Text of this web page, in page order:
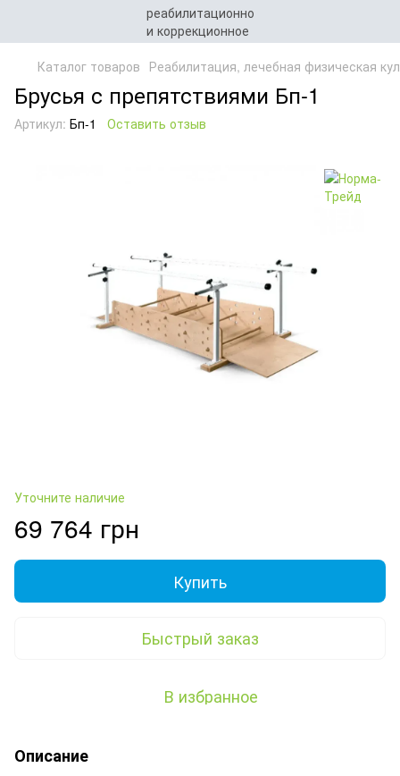
Каталог товаров Реабилитация, лечебная физическая
Брусья с препятствиями Бп-1
Артикул: Бп-1 Оставить отзыв
Уточните наличие
69 764 грн
Купить
Быстрый заказ
В избранное
Описание